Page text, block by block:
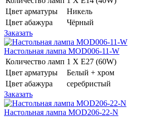
Цвет арматуры
Никель
Цвет абажура
Чёрный
Заказать
Настольная лампа MOD006-11-W
Количество ламп 1 Х E27 (60W)
Цвет арматуры
Белый + хром
Цвет абажура
серебристый
Заказать
Настольная лампа MOD206-22-N